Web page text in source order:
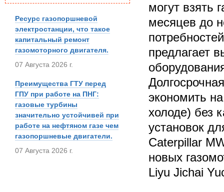
Ресурс газопоршневой
электростанции, что такое
капитальный ремонт
газомоторного двигателя.
07 Августа 2026 г.
Преимущества ГТУ перед
ГПУ при работе на ПНГ:
газовые турбины
значительно устойчивей при
работе на нефтяном газе чем
газопоршневые двигатели.
07 Августа 2026 г.
могут взять
месяцев до
предлагает
экономить
холоде) без
установок
Caterpillar
новых
Liyu Jichai